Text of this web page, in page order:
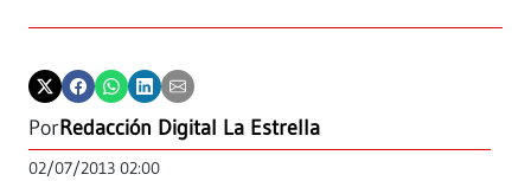
PorRedacción Digital La Estrella
02/07/2013 02:00